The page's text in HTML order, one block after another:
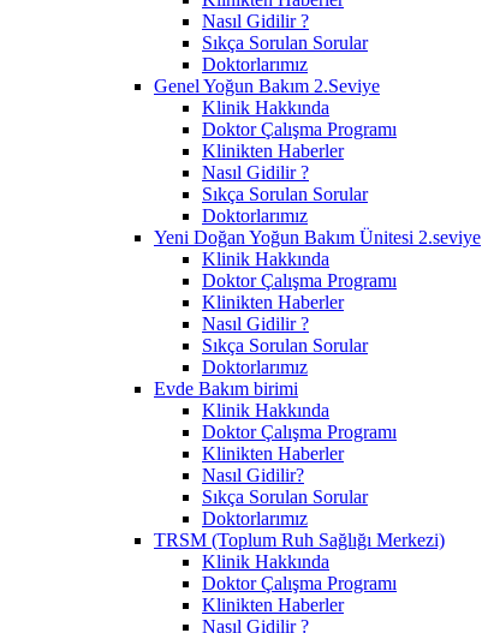
Nasıl Gidilir ?
Sıkça Sorulan Sorular
Doktorlarımız
Genel Yoğun Bakım 2.Seviye
Klinik Hakkında
Doktor Çalışma Programı
Klinikten Haberler
Nasıl Gidilir ?
Sıkça Sorulan Sorular
Doktorlarımız
Yeni Doğan Yoğun Bakım Ünitesi 2.seviye
Klinik Hakkında
Doktor Çalışma Programı
Klinikten Haberler
Nasıl Gidilir ?
Sıkça Sorulan Sorular
Doktorlarımız
Evde Bakım birimi
Klinik Hakkında
Doktor Çalışma Programı
Klinikten Haberler
Nasıl Gidilir?
Sıkça Sorulan Sorular
Doktorlarımız
TRSM (Toplum Ruh Sağlığı Merkezi)
Klinik Hakkında
Doktor Çalışma Programı
Klinikten Haberler
Nasıl Gidilir ?